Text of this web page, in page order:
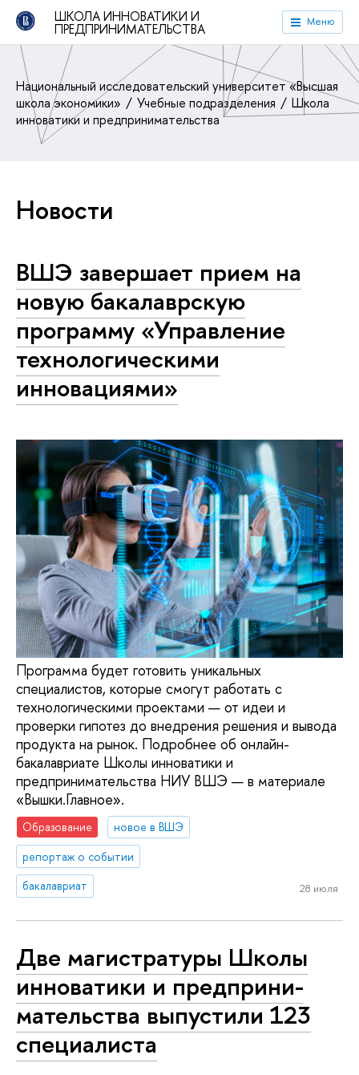
ШКОЛА ИННОВАТИКИ И
ПРЕДПРИНИМАТЕЛЬСТВА Меню
Национальный исследовательский университет «Высшая
школа экономики»
Учебные подразделения
Школа
инноватики и предпринимательства
Новости
ВШЭ завершает прием на
новую бакалаврскую
программу «Управление
технологическими
инновациями»
Программа будет готовить уникальных
специалистов, которые смогут работать с
технологическими проектами — от идеи и
проверки гипотез до внедрения решения и вывода
продукта на рынок. Подробнее об онлайн-
бакалавриате Школы инноватики и
предпринимательства НИУ ВШЭ — в материале
«Вышки.Главное».
Образование
новое в ВШЭ
репортаж о событии
бакалавриат
28 июля
Две ма­ги­стра­ту­ры Школы
инноватики и пред­при­ни­
ма­тель­ства выпустили 123
специалиста